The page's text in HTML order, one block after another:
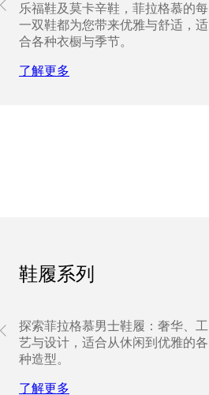
乐福鞋及莫卡辛鞋，菲拉格慕的每
一双鞋都为您带来优雅与舒适，适
合各种衣橱与季节。
了解更多
鞋履系列
探索菲拉格慕男士鞋履：奢华、工
艺与设计，适合从休闲到优雅的各
种造型。
了解更多